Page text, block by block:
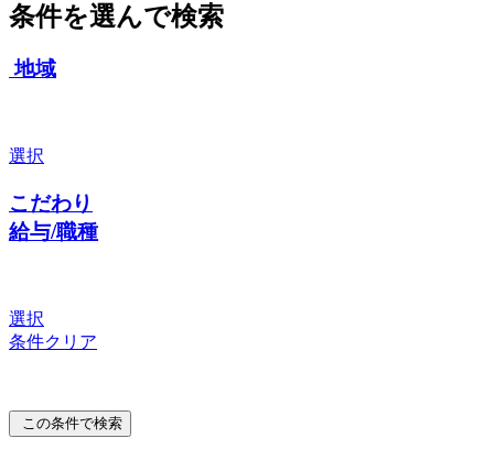
条件を選んで検索
地域
選択
こだわり
給与/職種
選択
条件クリア
この条件で検索